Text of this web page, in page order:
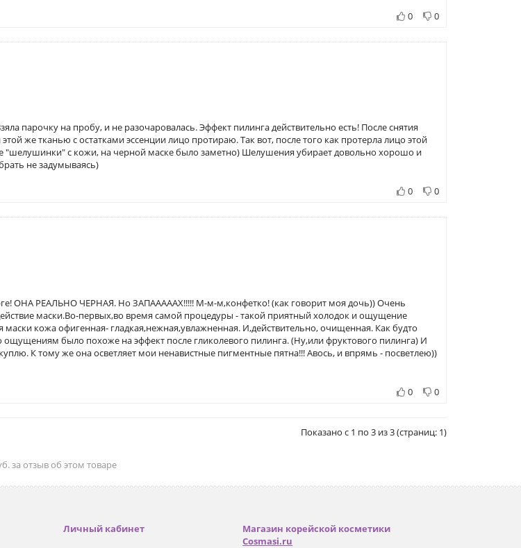
0 0
парочку на пробу, и не разочаровалась. Эффект пилинга действительно есть! После снятия
же тканью с остатками эссенции лицо протираю. Так вот, после того как протерла лицо этой
"шелушинки" с кожи, на черной маске было заметно) Шелушения убирает довольно хорошо и
не задумываясь)
0 0
ОНА РЕАЛЬНО ЧЕРНАЯ. Но ЗАПАААААХ!!!!! М-м-м,конфетко! (как говорит моя дочь)) Очень
маски.Во-первых,во время самой процедуры - такой приятный холодок и ощущение
маски кожа офигенная- гладкая,нежная,увлажненная. И,действительно, очищенная. Как будто
ощущениям было похоже на эффект после гликолевого пилинга. (Ну,или фруктового пилинга) И
К тому же она осветляет мои ненавистные пигментные пятна!!! Авось, и впрямь - посветлею))
0 0
Показано с 1 по 3 из 3 (страниц: 1)
за отзыв об этом товаре
Личный кабинет
Магазин корейской косметики
Cosmasi.ru